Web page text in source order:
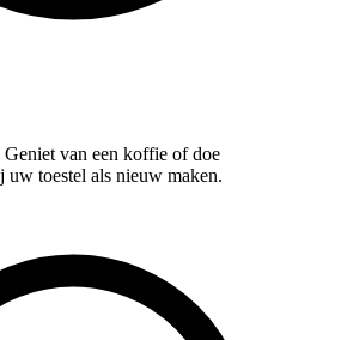
van een koffie of doe
toestel als nieuw maken.